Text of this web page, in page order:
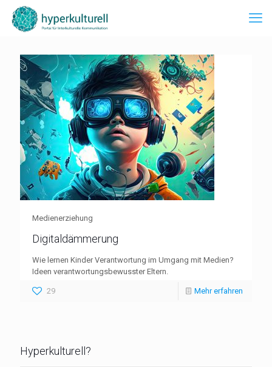
Medienerziehung
Digitaldämmerung
Wie lernen Kinder Verantwortung im Umgang mit Medien?
Ideen verantwortungsbewusster Eltern.
29 Mehr erfahren
Hyperkulturell?